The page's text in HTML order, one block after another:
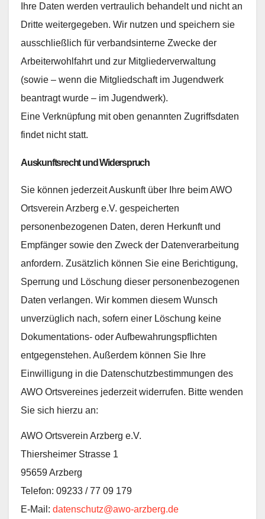
Ihre Daten werden vertraulich behandelt und nicht an
Dritte weitergegeben. Wir nutzen und speichern sie
ausschließlich für verbandsinterne Zwecke der
Arbeiterwohlfahrt und zur Mitgliederverwaltung
(sowie – wenn die Mitgliedschaft im Jugendwerk
beantragt wurde – im Jugendwerk).
Eine Verknüpfung mit oben genannten Zugriffsdaten
findet nicht statt.
Auskunftsrecht und Widerspruch
Sie können jederzeit Auskunft über Ihre beim AWO
Ortsverein Arzberg e.V. gespeicherten
personenbezogenen Daten, deren Herkunft und
Empfänger sowie den Zweck der Datenverarbeitung
anfordern. Zusätzlich können Sie eine Berichtigung,
Sperrung und Löschung dieser personenbezogenen
Daten verlangen. Wir kommen diesem Wunsch
unverzüglich nach, sofern einer Löschung keine
Dokumentations- oder Aufbewahrungspflichten
entgegenstehen. Außerdem können Sie Ihre
Einwilligung in die Datenschutzbestimmungen des
AWO Ortsvereines jederzeit widerrufen. Bitte wenden
Sie sich hierzu an:
AWO Ortsverein Arzberg e.V.
Thiersheimer Strasse 1
95659 Arzberg
Telefon: 09233 / 77 09 179
E-Mail: datenschutz@awo-arzberg.de